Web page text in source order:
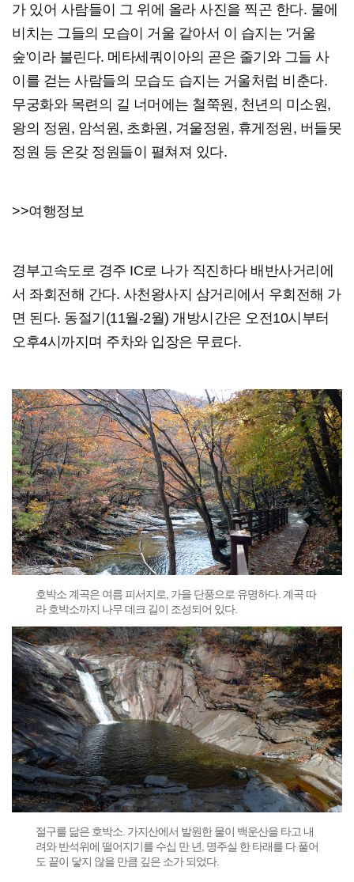
가 있어 사람들이 그 위에 올라 사진을 찍곤 한다. 물에
비치는 그들의 모습이 거울 같아서 이 습지는 '거울
숲'이라 불린다. 메타세쿼이아의 곧은 줄기와 그들 사
이를 걷는 사람들의 모습도 습지는 거울처럼 비춘다.
무궁화와 목련의 길 너머에는 철쭉원, 천년의 미소원,
왕의 정원, 암석원, 초화원, 겨울정원, 휴게정원, 버들못
정원 등 온갖 정원들이 펼쳐져 있다.
>>여행정보
경부고속도로 경주 IC로 나가 직진하다 배반사거리에
서 좌회전해 간다. 사천왕사지 삼거리에서 우회전해 가
면 된다. 동절기(11월-2월) 개방시간은 오전10시부터
오후4시까지며 주차와 입장은 무료다.
호박소 계곡은 여름 피서지로, 가을 단풍으로 유명하다. 계곡 따
라 호박소까지 나무 데크 길이 조성되어 있다.
절구를 닮은 호박소. 가지산에서 발원한 물이 백운산을 타고 내
려와 반석위에 떨어지기를 수십 만 년, 명주실 한 타래를 다 풀어
도 끝이 닿지 않을 만큼 깊은 소가 되었다.